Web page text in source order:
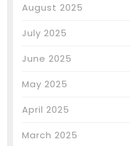
August 2025
July 2025
June 2025
May 2025
April 2025
March 2025